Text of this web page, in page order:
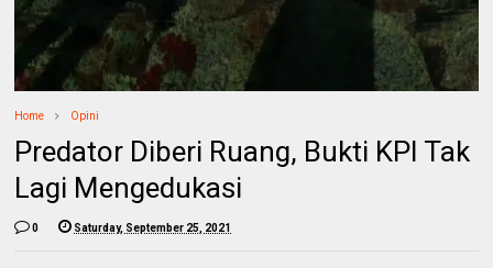
Home Opini
Predator Diberi Ruang, Bukti KPI Tak
Lagi Mengedukasi
0 Saturday, September 25, 2021